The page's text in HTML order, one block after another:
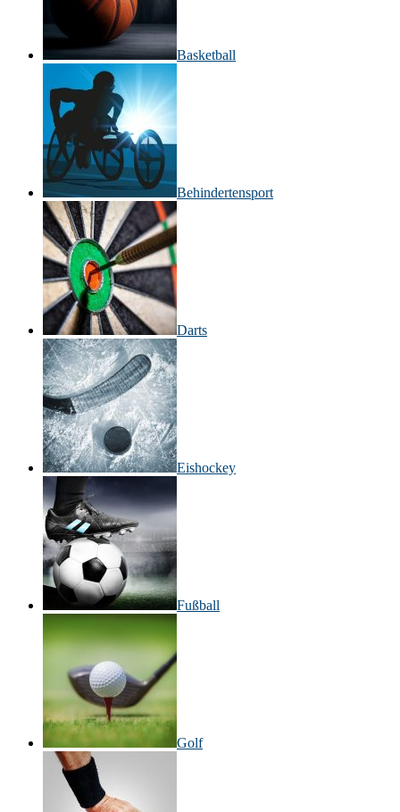
Basketball
Behinderten­sport
Darts
Eishockey
Fußball
Golf